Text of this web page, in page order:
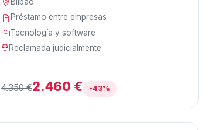
Préstamo entre empresas
Tecnología y software
Reclamada judicialmente
4.350 €2.460 € -43%